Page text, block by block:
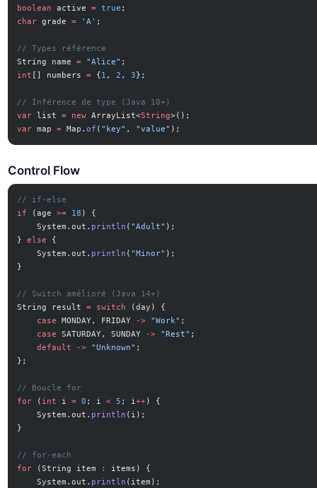
boolean active = true ;
char grade = 'A' ;
// Types référence
String name = "Alice" ;
int
[] numbers = { 1 , 2 , 3 };
// Inférence de type (Java 10+)
var list = new ArrayList<String>();
var map = Map.of ( "key" , "value" );
Control Flow
// if-else
if
(age >= 18 ) {
    System.out.
println ( "Adult" );
} else
{
    System.out.
println ( "Minor" );
}
// Switch amélioré (Java 14+)
String result = switch
(day) {
    case
MONDAY, FRIDAY -> "Work" ;
    case
SATURDAY, SUNDAY -> "Rest" ;
    default
-> "Unknown" ;
};
// Boucle for
for ( int i = 0 ; i < 5 ; i++) {
    System.out.
println (i);
}
// for-each
for (String item :
items) {
    System.out.
println (item);